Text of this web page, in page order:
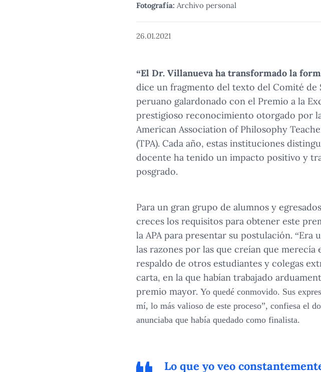
Fotografía: Archivo personal
26.01.2021
“El Dr. Villanueva ha transformado la
dice un fragmento del texto del Comité
peruano galardonado con el Premio a la
prestigioso reconocimiento otorgado por
American Association of Philosophy
(TPA). Cada año, estas instituciones
docente ha tenido un impacto positivo y
posgrado.
Para un gran grupo de alumnos y
creces los requisitos para obtener este
la APA para presentar su postulación. “Era
las razones por las que creían que
respaldo de otros estudiantes y colegas
carta, en la que habían trabajado
premio mayor. Yo quedé conmovido. Sus
mí, lo más valioso de este proceso”, confiesa el
anunciaba que había quedado como finalista.
Lo que yo veo